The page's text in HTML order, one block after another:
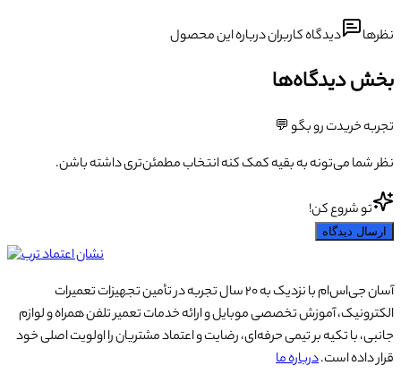
نظرها دیدگاه کاربران درباره این محصول
بخش دیدگاه‌ها
تجربه خریدت رو بگو 💬
نظر شما می‌تونه به بقیه کمک کنه انتخاب مطمئن‌تری داشته باشن.
تو شروع کن!
ارسال دیدگاه
آسان جی‌اس‌ام با نزدیک به ۲۰ سال تجربه در تأمین تجهیزات تعمیرات
الکترونیک، آموزش تخصصی موبایل و ارائه خدمات تعمیر تلفن همراه و لوازم
جانبی، با تکیه بر تیمی حرفه‌ای، رضایت و اعتماد مشتریان را اولویت اصلی خود
قرار داده است.درباره ما